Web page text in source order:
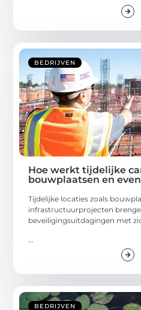
BEDRIJVEN
Hoe werkt tijdelijke
bouwplaatsen en
Tijdelijke locaties zoals
infrastructuurprojecten
beveiligingsuitdagingen met
BEDRIJVEN